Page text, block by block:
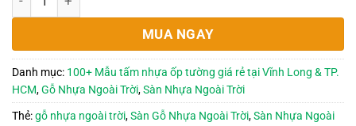
MUA NGAY
Danh mục: 100+ Mẫu tấm nhựa ốp tường giá rẻ tại Vĩnh Long & TP.
HCM,Gỗ Nhựa Ngoài Trời,Sàn Nhựa Ngoài Trời
Thẻ:gỗ nhựa ngoài trời,Sàn Gỗ Nhựa Ngoài Trời,Sàn Nhựa Ngoài